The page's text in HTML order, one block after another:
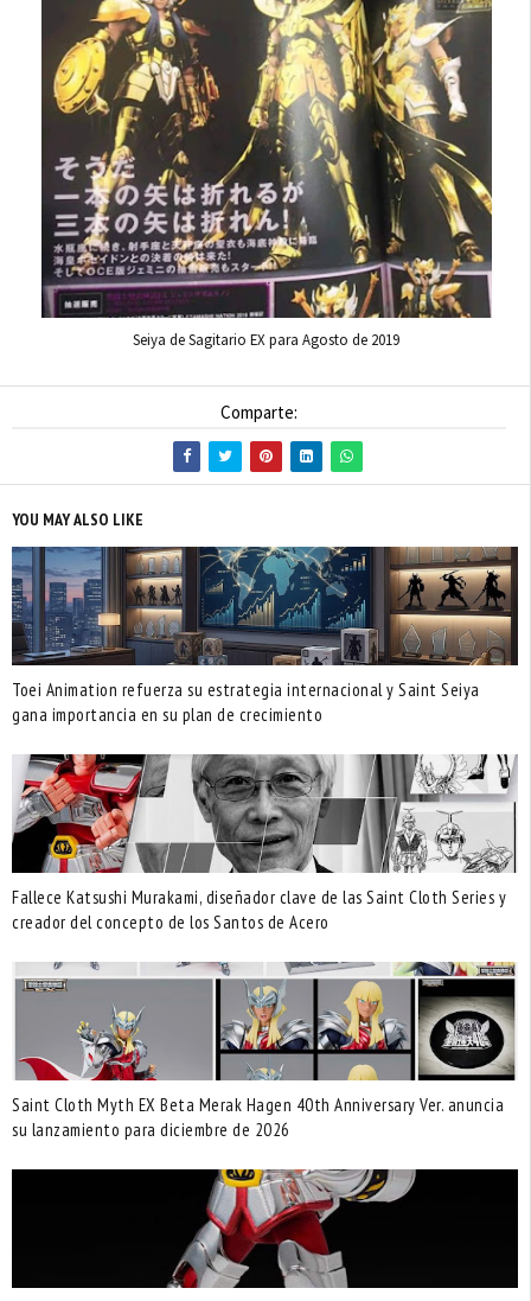
Seiya de Sagitario EX para Agosto de 2019
Comparte:
YOU MAY ALSO LIKE
Toei Animation refuerza su estrategia internacional y Saint Seiya
gana importancia en su plan de crecimiento
Fallece Katsushi Murakami, diseñador clave de las Saint Cloth Series y
creador del concepto de los Santos de Acero
Saint Cloth Myth EX Beta Merak Hagen 40th Anniversary Ver. anuncia
su lanzamiento para diciembre de 2026